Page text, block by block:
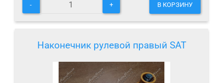
- + В КОРЗИНУ
Наконечник рулевой правый SAT